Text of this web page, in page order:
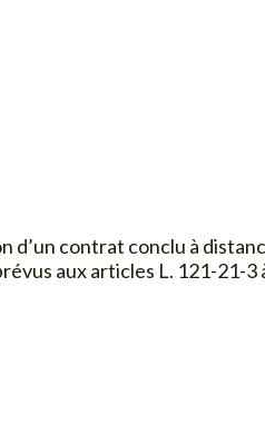
contrat conclu à
aux articles L. 121-21-3